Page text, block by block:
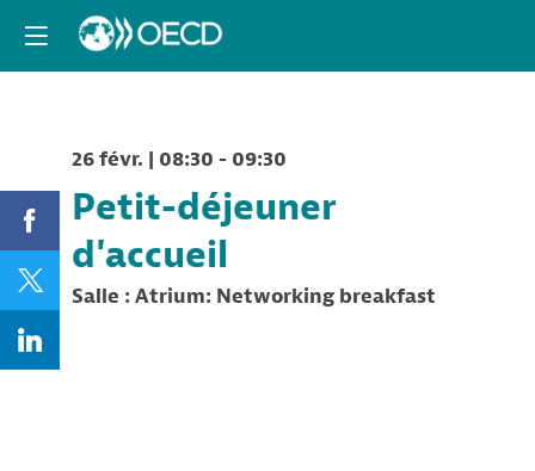
26 févr. | 08:30 - 09:30
Petit-déjeuner
d'accueil
Salle :Atrium: Networking breakfast